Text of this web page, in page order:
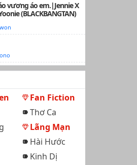
vương áo em.|Jennie X
(BLACKBANGTAN)
Fan Fiction
Thơ Ca
Lãng Mạn
Hài Hước
Kinh Dị